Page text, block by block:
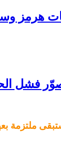
هرمز
فشل
ملتزمة